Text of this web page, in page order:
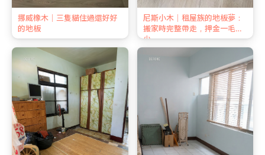
挪威橡木｜三隻貓住過還好好
的地板
尼斯小木｜租屋族的地板夢：
搬家時完整帶走，押金一毛不
少